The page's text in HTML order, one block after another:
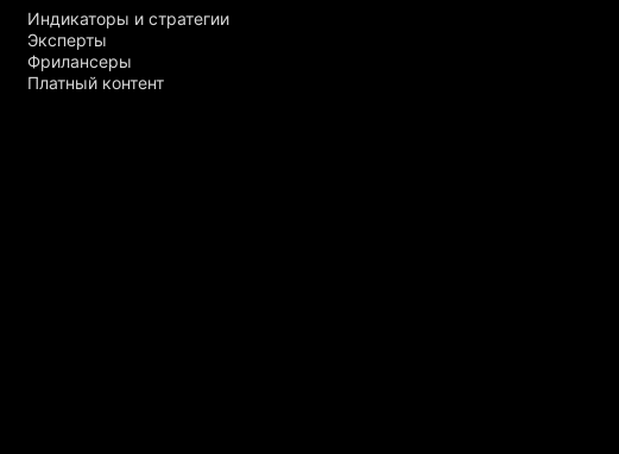
Индикаторы и стратегии
Эксперты
Фрилансеры
Платный контент